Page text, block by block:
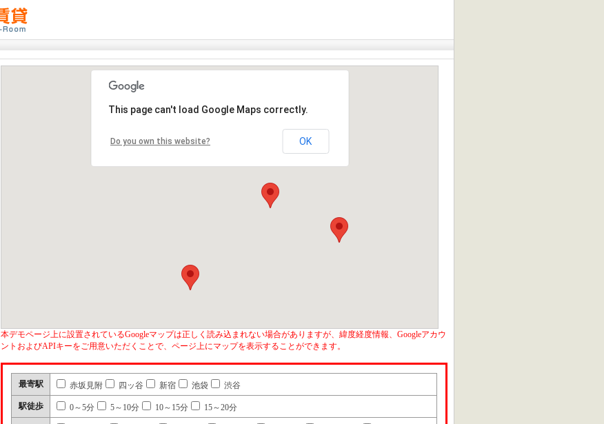
This page can't load Google Maps correctly.
Do you own this website? OK
本デモページ上に設置されているGoogleマップは正しく読み込まれない場合がありますが、緯度経度情報、Googleアカウ
ントおよびAPIキーをご用意いただくことで、ページ上にマップを表示することができます。
最寄駅 赤坂見附 四ッ谷 新宿 池袋 渋谷
駅徒歩 0～5分 5～10分 10～15分 15～20分